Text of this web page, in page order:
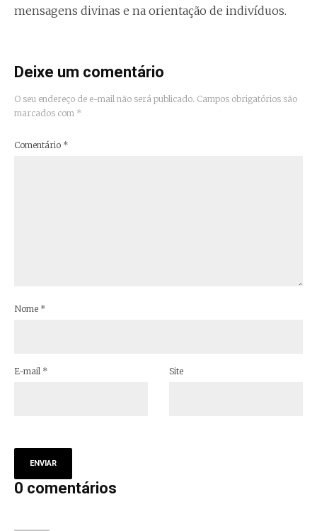
mensagens divinas e na orientação de indivíduos.
Deixe um comentário
O seu endereço de e-mail não será publicado. Campos obrigatórios são
marcados com *
Comentário *
Nome *
E-mail * Site
0 comentários